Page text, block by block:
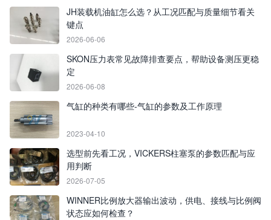
JH装载机油缸怎么选？从工况匹配与质量细节看关
键点
2026-06-06
SKON压力表常见故障排查要点，帮助设备测压更稳
定
2026-06-08
气缸的种类有哪些-气缸的参数及工作原理
2023-04-10
选型前先看工况，VICKERS柱塞泵的参数匹配与应
用判断
2026-07-05
WINNER比例放大器输出波动，供电、接线与比例阀
状态应如何检查？